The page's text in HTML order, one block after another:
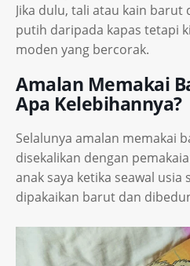
Jika dulu, tali atau kain
putih daripada kapas tetapi
moden yang bercorak.
Amalan Memakai
Apa Kelebihannya?
Selalunya amalan memakai
disekalikan dengan
anak saya ketika seawal usia
dipakaikan barut dan